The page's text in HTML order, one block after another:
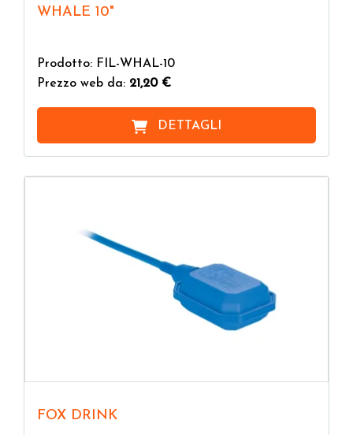
WHALE 10"
Prodotto: FIL-WHAL-10
Prezzo web da: 21,20 €
DETTAGLI
FOX DRINK